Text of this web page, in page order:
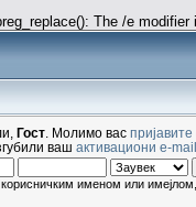
The /e
Гост . Молимо вас пријавите
ваш активациони e-
корисничким именом или